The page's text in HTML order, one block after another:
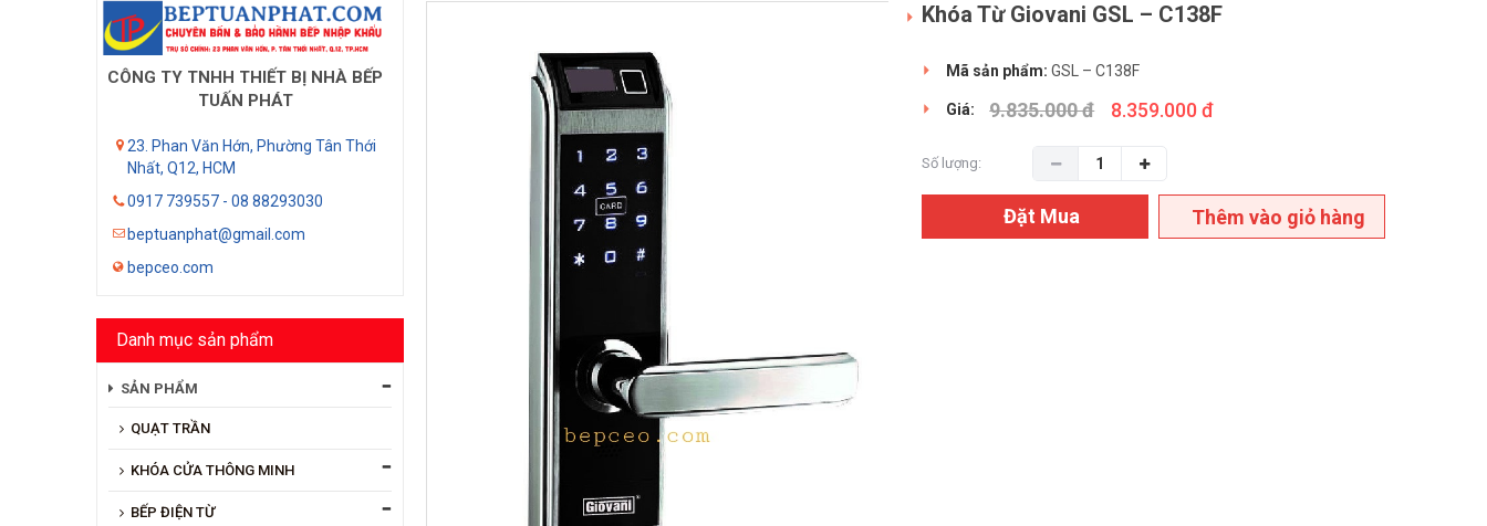
CÔNG TY TNHH THIẾT BỊ NHÀ BẾP
TUẤN PHÁT
23. Phan Văn Hớn, Phường Tân Thới
Nhất, Q12, HCM
0917 739557 - 08 88293030
beptuanphat@gmail.com
bepceo.com
Danh mục sản phẩm
SẢN PHẨM
QUẠT TRẦN
KHÓA CỬA THÔNG MINH
BẾP ĐIỆN TỪ
Khóa Từ Giovani GSL – C138F
Mã sản phẩm: GSL – C138F
Giá: 9.835.000 đ 8.359.000 đ
Số lượng:
Đặt Mua Thêm vào giỏ hàng